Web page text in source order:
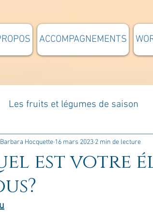
ACCOMPAGNEMENTS
Les fruits et légumes de saison
De vous à moi... Rome :
Pensées du jour
est votre
Barbara Hocquette 16 mars 2023 2 min de lecture